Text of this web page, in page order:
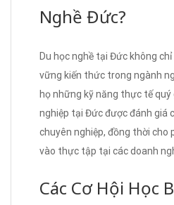
Nghề Đức?
Du học nghề tại Đức không
vững kiến thức trong ngành
họ những kỹ năng thực tế quý
nghiệp tại Đức được đánh giá
chuyên nghiệp, đồng thời cho
vào thực tập tại các doanh
Các Cơ Hội Học